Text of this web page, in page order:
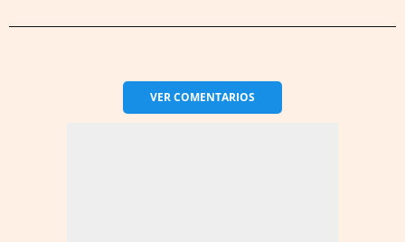
VERCOMENTARIOS